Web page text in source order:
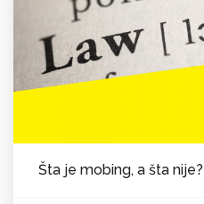
Šta je mobing, a šta nije?